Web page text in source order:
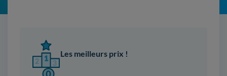
Les meilleurs prix !